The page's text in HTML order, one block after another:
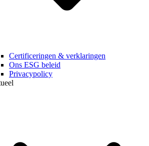
Certificeringen & verklaringen
Ons ESG beleid
Privacypolicy